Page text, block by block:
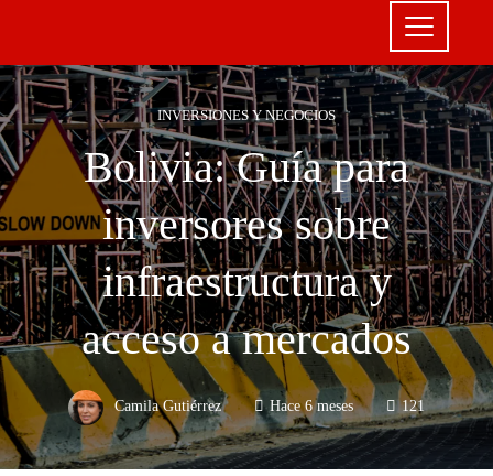
INVERSIONES Y NEGOCIOS
Bolivia: Guía para
inversores sobre
infraestructura y
acceso a mercados
Camila Gutiérrez Hace 6 meses 121